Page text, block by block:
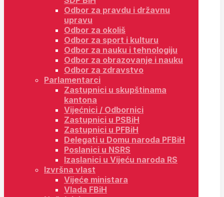
Odbor za pravdu i državnu
upravu
Odbor za okoliš
Odbor za sport i kulturu
Odbor za nauku i tehnologiju
Odbor za obrazovanje i nauku
Odbor za zdravstvo
Parlamentarci
Zastupnici u skupštinama
kantona
Vijećnici / Odbornici
Zastupnici u PSBiH
Zastupnici u PFBiH
Delegati u Domu naroda PFBiH
Poslanici u NSRS
Izaslanici u Vijeću naroda RS
Izvršna vlast
Vijeće ministara
Vlada FBiH